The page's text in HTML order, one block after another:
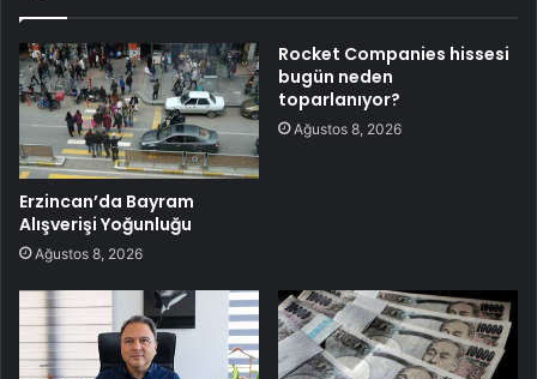
Erzincan’da Bayram
Alışverişi Yoğunluğu
Ağustos 8, 2026
Rocket Companies hissesi
bugün neden
toparlanıyor?
Ağustos 8, 2026